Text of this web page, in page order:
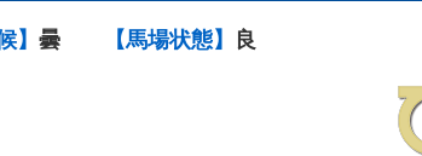
】 曇 【馬場状態】 良